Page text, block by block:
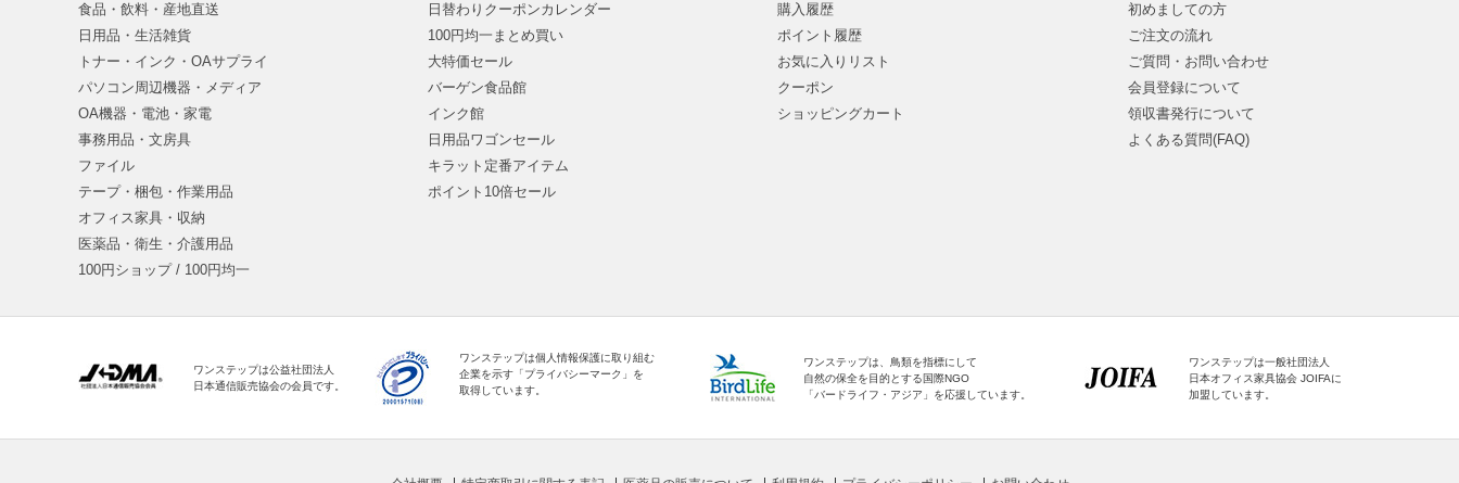
食品・飲料・産地直送
日用品・生活雑貨
トナー・インク・OAサプライ
パソコン周辺機器・メディア
OA機器・電池・家電
事務用品・文房具
ファイル
テープ・梱包・作業用品
オフィス家具・収納
医薬品・衛生・介護用品
100円ショップ / 100円均一
日替わりクーポンカレンダー
100円均一まとめ買い
大特価セール
バーゲン食品館
インク館
日用品ワゴンセール
キラット定番アイテム
ポイント10倍セール
購入履歴
ポイント履歴
お気に入りリスト
クーポン
ショッピングカート
初めましての方
ご注文の流れ
ご質問・お問い合わせ
会員登録について
領収書発行について
よくある質問(FAQ)
ワンステップは公益社団法人
日本通信販売協会の会員です。
ワンステップは個人情報保護に取り組む
企業を示す「プライバシーマーク」を
取得しています。
ワンステップは、鳥類を指標にして
自然の保全を目的とする国際NGO
「バードライフ・アジア」を応援しています。
ワンステップは一般社団法人
日本オフィス家具協会 JOIFAに
加盟しています。